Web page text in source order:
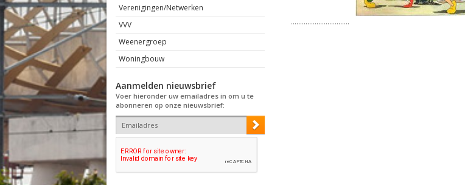
Verenigingen/Netwerken
VVV
Weenergroep
Woningbouw
Aanmelden nieuwsbrief
Voer hieronder uw emailadres in om u te
abonneren op onze nieuwsbrief:
................................